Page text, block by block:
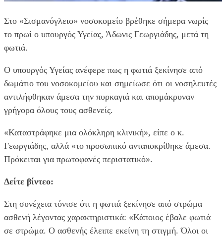
Στο «Σισμανόγλειο» νοσοκομείο βρέθηκε σήμερα νωρίς
το πρωί ο υπουργός Υγείας, Άδωνις Γεωργιάδης, μετά τη
φωτιά.
Ο υπουργός Υγείας ανέφερε πως η φωτιά ξεκίνησε από
δωμάτιο του νοσοκομείου και σημείωσε ότι οι νοσηλευτές
αντιλήφθηκαν άμεσα την πυρκαγιά και απομάκρυναν
γρήγορα όλους τους ασθενείς.
«Καταστράφηκε μια ολόκληρη κλινική», είπε ο κ.
Γεωργιάδης, αλλά «το προσωπικό ανταποκρίθηκε άμεσα.
Πρόκειται για πρωτοφανές περιστατικό».
Δείτε βίντεο:
Στη συνέχεια τόνισε ότι η φωτιά ξεκίνησε από στρώμα
ασθενή λέγοντας χαρακτηριστικά: «Κάποιος έβαλε φωτιά
σε στρώμα. Ο ασθενής έλειπε εκείνη τη στιγμή. Όλοι οι